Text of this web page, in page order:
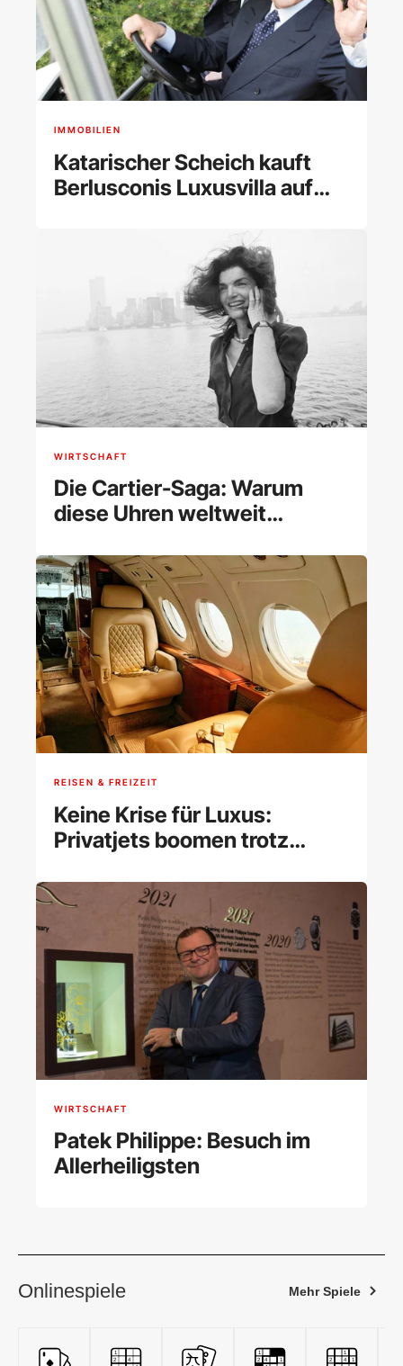
IMMOBILIEN
Katarischer Scheich kauft
Berlusconis Luxusvilla auf
WIRTSCHAFT
Die Cartier-Saga: Warum
diese Uhren weltweit
REISEN & FREIZEIT
Keine Krise für Luxus:
Privatjets boomen trotz
WIRTSCHAFT
Patek Philippe: Besuch im
Allerheiligsten
Onlinespiele Mehr Spiele